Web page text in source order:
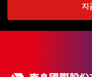
지